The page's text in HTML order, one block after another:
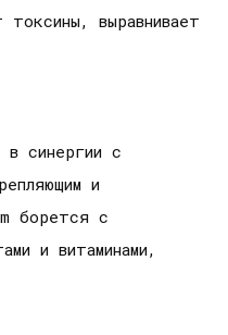
выравнивает
в синергии с
и
борется с
и витаминами,